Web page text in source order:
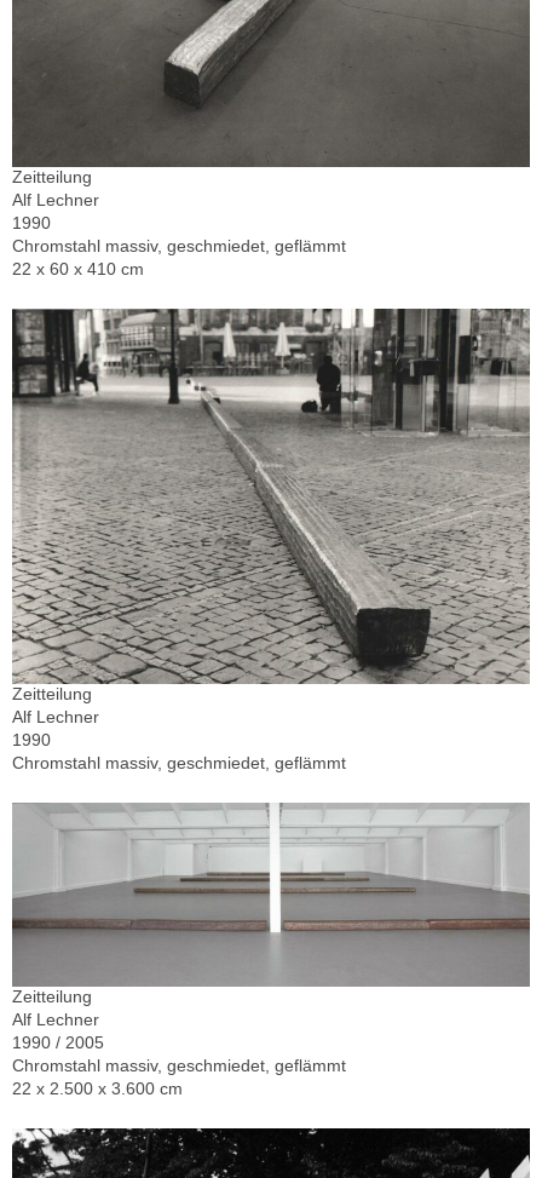
Zeitteilung
Alf Lechner
1990
Chromstahl massiv, geschmiedet, geflämmt
22 x 60 x 410 cm
Zeitteilung
Alf Lechner
1990
Chromstahl massiv, geschmiedet, geflämmt
Zeitteilung
Alf Lechner
1990 / 2005
Chromstahl massiv, geschmiedet, geflämmt
22 x 2.500 x 3.600 cm